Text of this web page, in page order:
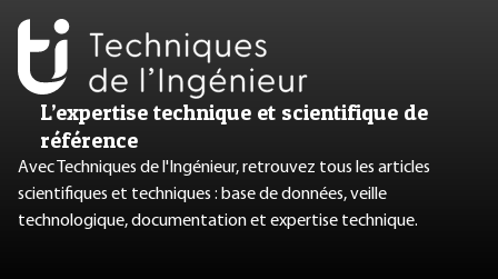
L’expertise technique et scientifique de
référence
Avec Techniques de l'Ingénieur, retrouvez tous les articles
scientifiques et techniques : base de données, veille
technologique, documentation et expertise technique.